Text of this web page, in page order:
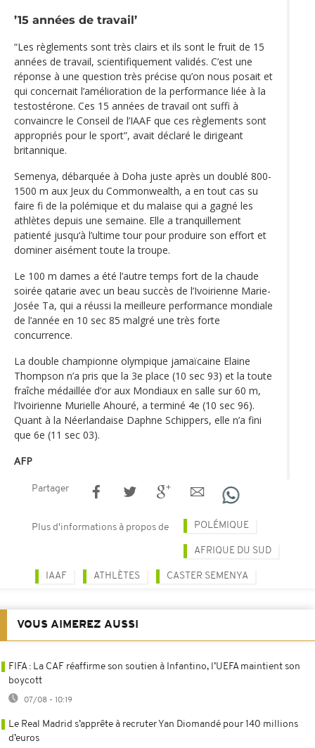
’15 années de travail’
“Les règlements sont très clairs et ils sont le fruit de 15
années de travail, scientifiquement validés. C’est une
réponse à une question très précise qu’on nous posait et
qui concernait l’amélioration de la performance liée à la
testostérone. Ces 15 années de travail ont suffi à
convaincre le Conseil de l’IAAF que ces règlements sont
appropriés pour le sport”, avait déclaré le dirigeant
britannique.
Semenya, débarquée à Doha juste après un doublé 800-
1500 m aux Jeux du Commonwealth, a en tout cas su
faire fi de la polémique et du malaise qui a gagné les
athlètes depuis une semaine. Elle a tranquillement
patienté jusqu‘à l’ultime tour pour produire son effort et
dominer aisément toute la troupe.
Le 100 m dames a été l’autre temps fort de la chaude
soirée qatarie avec un beau succès de l’Ivoirienne Marie-
Josée Ta, qui a réussi la meilleure performance mondiale
de l’année en 10 sec 85 malgré une très forte
concurrence.
La double championne olympique jamaïcaine Elaine
Thompson n’a pris que la 3e place (10 sec 93) et la toute
fraîche médaillée d’or aux Mondiaux en salle sur 60 m,
l’Ivoirienne Murielle Ahouré, a terminé 4e (10 sec 96).
Quant à la Néerlandaise Daphne Schippers, elle n’a fini
que 6e (11 sec 03).
AFP
Partager
Plus d'informations à propos de POLÉMIQUE
AFRIQUE DU SUD
IAAF ATHLÈTES CASTER SEMENYA
VOUS AIMEREZ AUSSI
FIFA : La CAF réaffirme son soutien à Infantino, l’UEFA maintient son
boycott
07/08 - 10:19
Le Real Madrid s’apprête à recruter Yan Diomandé pour 140 millions
d’euros